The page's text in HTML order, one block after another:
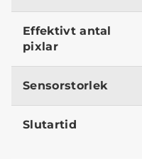
Effektivt antal
pixlar
Sensorstorlek
Slutartid